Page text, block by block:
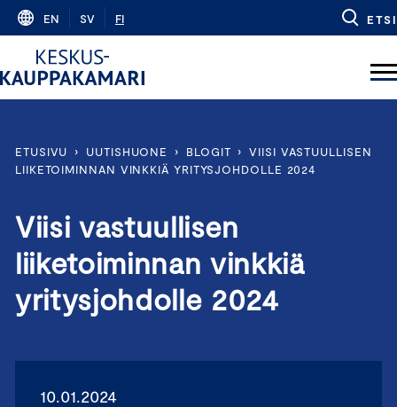
Skip
content
EN SV FI ETSI
ETUSIVU › UUTISHUONE › BLOGIT › VIISI VASTUULLISEN
LIIKETOIMINNAN VINKKIÄ YRITYSJOHDOLLE 2024
Viisi vastuullisen
liiketoiminnan vinkkiä
yritysjohdolle 2024
10.01.2024